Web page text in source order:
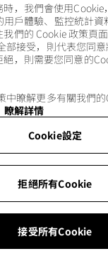
，我們會使用Cookie
用戶體驗、監控統計
們的 Cookie 政策頁
部接受，則代表您同
，則需要您同意的
中瞭解更多有關我們
瞭解詳情
Cookie設定
拒絕所有Cookie
接受所有Cookie